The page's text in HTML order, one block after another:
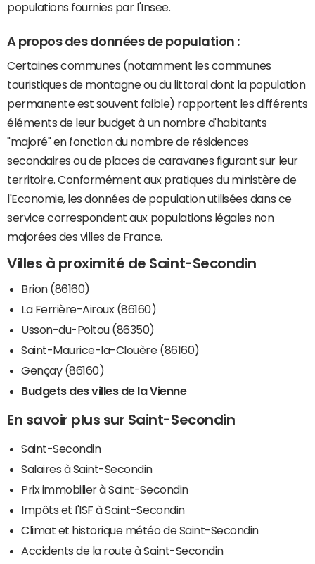
populations fournies par l'Insee.
A propos des données de population :
Certaines communes (notamment les communes
touristiques de montagne ou du littoral dont la population
permanente est souvent faible) rapportent les différents
éléments de leur budget à un nombre d'habitants
"majoré" en fonction du nombre de résidences
secondaires ou de places de caravanes figurant sur leur
territoire. Conformément aux pratiques du ministère de
l'Economie, les données de population utilisées dans ce
service correspondent aux populations légales non
majorées des villes de France.
Villes à proximité de Saint-Secondin
Brion (86160)
La Ferrière-Airoux (86160)
Usson-du-Poitou (86350)
Saint-Maurice-la-Clouère (86160)
Gençay (86160)
Budgets des villes de la Vienne
En savoir plus sur Saint-Secondin
Saint-Secondin
Salaires à Saint-Secondin
Prix immobilier à Saint-Secondin
Impôts et l'ISF à Saint-Secondin
Climat et historique météo de Saint-Secondin
Accidents de la route à Saint-Secondin